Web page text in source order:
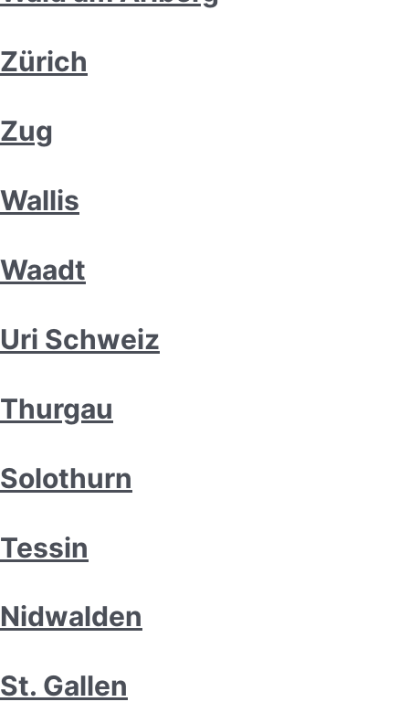
Zürich
Zug
Wallis
Waadt
Uri Schweiz
Thurgau
Solothurn
Tessin
Nidwalden
St. Gallen